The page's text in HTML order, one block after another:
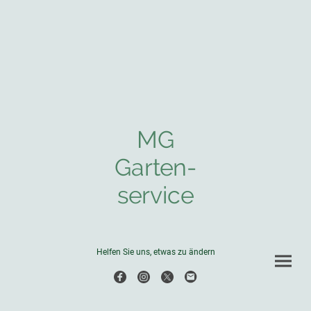
MG
Garten-
service
Helfen Sie uns, etwas zu ändern